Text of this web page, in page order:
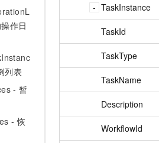
作日
列表
- 暂
- 恢
TaskInstance
TaskId
TaskType
TaskName
Description
WorkflowId